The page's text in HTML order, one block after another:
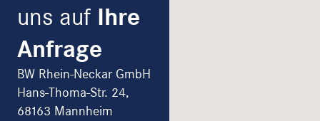
uns auf Ihre
Anfrage
BW Rhein-Neckar GmbH
Hans-Thoma-Str. 24,
68163 Mannheim